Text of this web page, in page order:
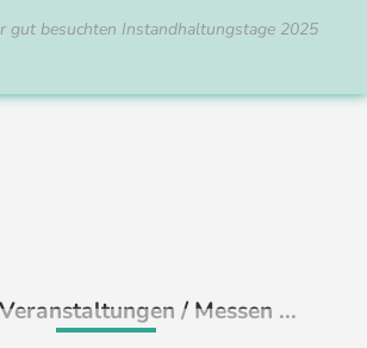
gut besuchten Instandhaltungstage 2025
/ Messen ...